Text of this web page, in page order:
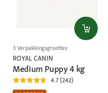
3 Verpakkingsgroottes
ROYAL CANIN
Medium Puppy 4 kg
4.7 (242)